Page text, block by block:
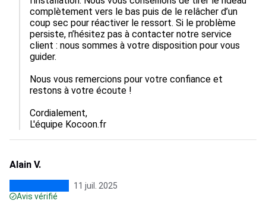
complètement vers le bas puis de le relâcher d’un
coup sec pour réactiver le ressort. Si le problème
persiste, n’hésitez pas à contacter notre service
client : nous sommes à votre disposition pour vous
guider.
Nous vous remercions pour votre confiance et
restons à votre écoute !
Cordialement,
L'équipe Kocoon.fr
Alain V.
11 juil. 2025
Avis vérifié